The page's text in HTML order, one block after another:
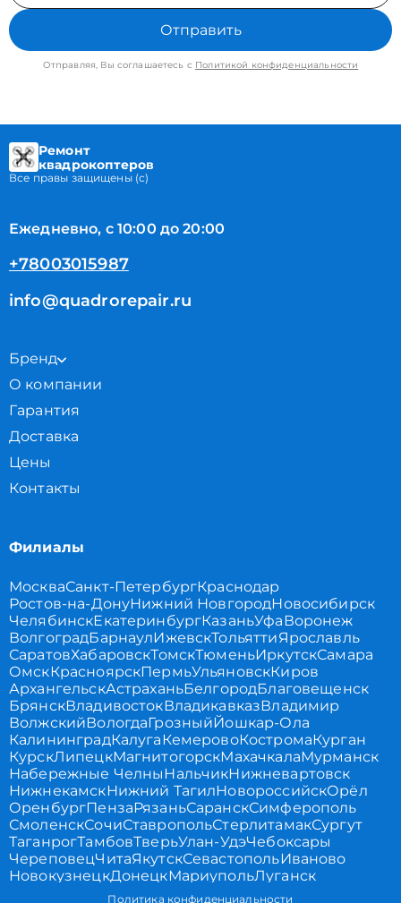
Отправить
Отправляя, Вы соглашаетесь с Политикой конфиденциальности
Ремонт
квадрокоптеров
Все правы защищены (с)
Ежедневно, с 10:00 до 20:00
+78003015987
info@quadrorepair.ru
Бренд
О компании
Гарантия
Доставка
Цены
Контакты
Филиалы
МоскваСанкт-ПетербургКраснодар
Ростов-на-ДонуНижний НовгородНовосибирск
ЧелябинскЕкатеринбургКазаньУфаВоронеж
ВолгоградБарнаулИжевскТольяттиЯрославль
СаратовХабаровскТомскТюменьИркутскСамара
ОмскКрасноярскПермьУльяновскКиров
АрхангельскАстраханьБелгородБлаговещенск
БрянскВладивостокВладикавказВладимир
ВолжскийВологдаГрозныйЙошкар-Ола
КалининградКалугаКемеровоКостромаКурган
КурскЛипецкМагнитогорскМахачкалаМурманск
Набережные ЧелныНальчикНижневартовск
НижнекамскНижний ТагилНовороссийскОрёл
ОренбургПензаРязаньСаранскСимферополь
СмоленскСочиСтавропольСтерлитамакСургут
ТаганрогТамбовТверьУлан-УдэЧебоксары
ЧереповецЧитаЯкутскСевастопольИваново
НовокузнецкДонецкМариупольЛуганск
Политика конфиденциальности